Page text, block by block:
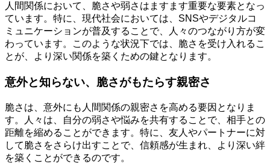
人間関係において、脆さや弱さはますます重要な要素となっ
ています。特に、現代社会においては、SNSやデジタルコ
ミュニケーションが普及することで、人々のつながり方が変
わっています。このような状況下では、脆さを受け入れるこ
とが、より深い関係を築くための鍵となります。
意外と知らない、脆さがもたらす親密さ
脆さは、意外にも人間関係の親密さを高める要因となりま
す。人々は、自分の弱さや悩みを共有することで、相手との
距離を縮めることができます。特に、友人やパートナーに対
して脆さをさらけ出すことで、信頼感が生まれ、より深い絆
を築くことができるのです。